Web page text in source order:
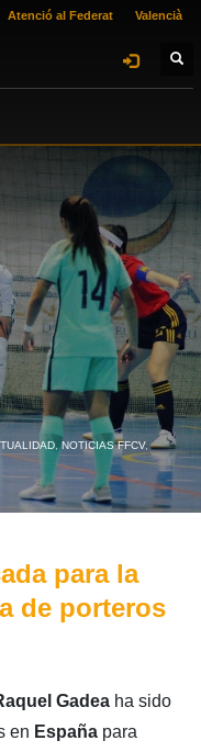
Atenció al Federat Valencià
,NOTICIAS FFCV,
para la
de porteros
Gadeaha sido
en Españapara